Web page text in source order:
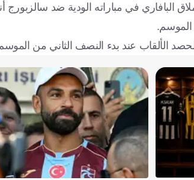
البافاري في مباراته الودية ضد سالزبورج
الموسم.
الألقاب عند بدء النصف الثاني من